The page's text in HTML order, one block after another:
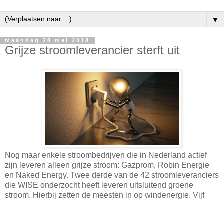
▼
maandag 28 mei 2018
Grijze stroomleverancier sterft uit
Nog maar enkele stroombedrijven die in Nederland actief
zijn leveren alleen grijze stroom: Gazprom, Robin Energie
en Naked Energy. Twee derde van de 42 stroomleveranciers
die WISE onderzocht heeft leveren uitsluitend groene
stroom. Hierbij zetten de meesten in op windenergie. Vijf